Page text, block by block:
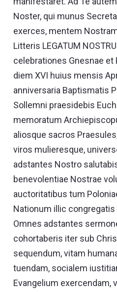
Noster, qui munus
exerces, mentem
Litteris LEGATUM
celebrationes Gnesnae et
diem XVI huius mensis
anniversaria Baptismatis
Sollemni praesidebis
memoratum
aliosque sacros
viros mulieresque,
adstantes Nostro
benevolentiae Nostrae
auctoritatibus tum
Nationum illic
Omnes adstantes
cohortaberis iter sub
sequendum, vitam
tuendam, socialem
Evangelium exercendam,